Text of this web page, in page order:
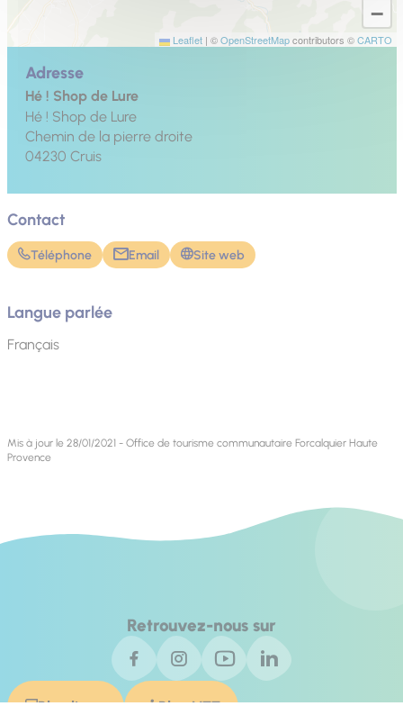
−
Leaflet | ©OpenStreetMapcontributors ©CARTO
Adresse
Hé ! Shop de Lure
Hé ! Shop de Lure
Chemin de la pierre droite
04230 Cruis
Contact
Téléphone Email Site web
Langue parlée
Français
Mis à jour le 28/01/2021 - Office de tourisme communautaire Forcalquier Haute
Provence
Retrouvez-nous sur
Blog livres Blog VTT